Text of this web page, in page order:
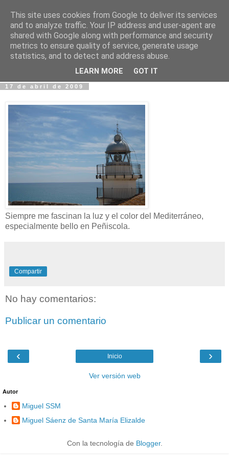
Fotos y Cosas
Miguel Sáenz de Santa María Elizalde
"Un blog es como un diario, pero sin candado".
17 de abril de 2009
Siempre me fascinan la luz y el color del Mediterráneo,
especialmente bello en Peñiscola.
Compartir
No hay comentarios:
Publicar un comentario
‹ ›
Inicio
Ver versión web
Autor
Miguel SSM
Miguel Sáenz de Santa María Elizalde
Con la tecnología de Blogger.
This site uses cookies from Google to deliver its services
and to analyze traffic. Your IP address and user-agent are
shared with Google along with performance and security
metrics to ensure quality of service, generate usage
statistics, and to detect and address abuse.
LEARN MORE GOT IT